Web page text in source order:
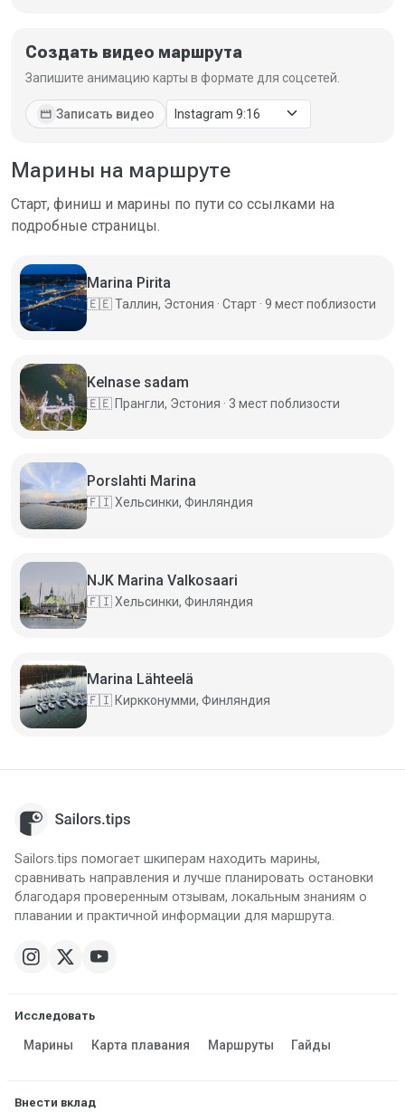
Создать видео маршрута
Запишите анимацию карты в формате для соцсетей.
movie Записать видео
Марины на маршруте
Старт, финиш и марины по пути со ссылками на
подробные страницы.
Marina Pirita
🇪🇪 Таллин, Эстония · Старт · 9 мест поблизости
Kelnase sadam
🇪🇪 Прангли, Эстония · 3 мест поблизости
Porslahti Marina
🇫🇮Хельсинки, Финляндия
NJK Marina Valkosaari
🇫🇮Хельсинки, Финляндия
Marina Lähteelä
🇫🇮Киркконумми, Финляндия
Sailors.tips помогает шкиперам находить марины,
сравнивать направления и лучше планировать остановки
благодаря проверенным отзывам, локальным знаниям о
плавании и практичной информации для маршрута.
Исследовать
Марины Карта плавания Маршруты Гайды
Внести вклад